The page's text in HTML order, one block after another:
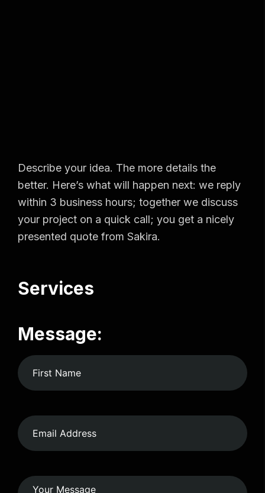
Describe your idea. The more details the
better. Here’s what will happen next: we reply
within 3 business hours; together we discuss
your project on a quick call; you get a nicely
presented quote from Sakira.
Services
Message: